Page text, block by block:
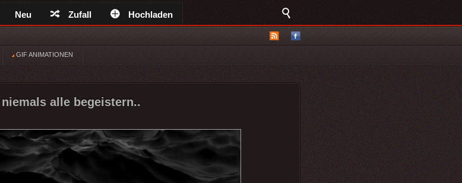
Neu Zufall Hochladen
GIF ANIMATIONEN
alle begeistern..